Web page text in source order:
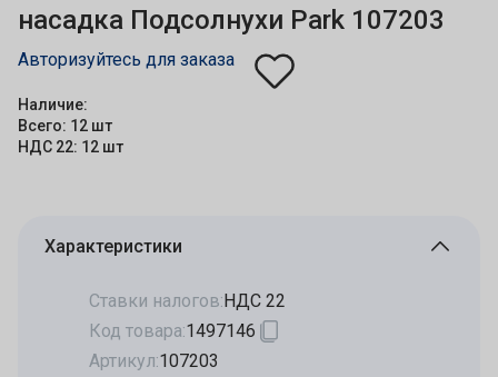
насадка Подсолнухи Park 107203
Авторизуйтесь для заказа
Наличие:
Всего: 12 шт
НДС 22: 12 шт
Характеристики
Ставки налогов:НДС 22
Код товара:1497146
Артикул:107203